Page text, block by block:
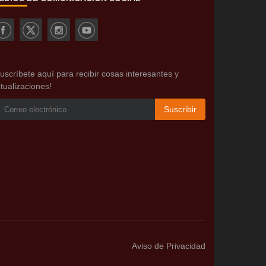
aquí para recibir cosas interesantes y
Suscribir
Aviso de Privacidad